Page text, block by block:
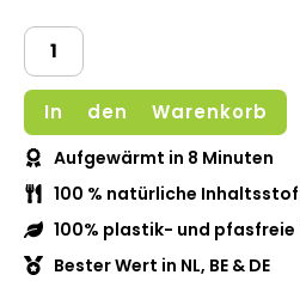
In den Warenkorb
Aufgewärmt in 8 Minuten
100 % natürliche
100% plastik- und
Bester Wert in NL, BE & DE